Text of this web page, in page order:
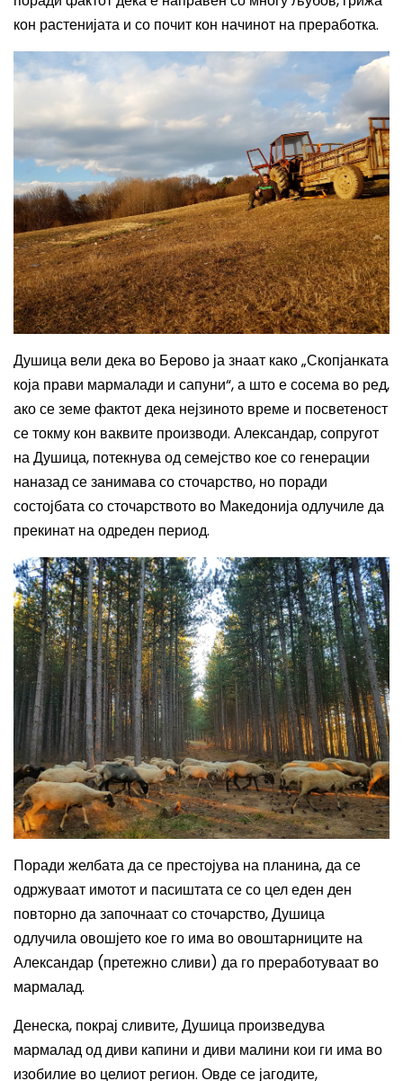
кон растенијата и со почит кон начинот на преработка.
Душица вели дека во Берово ја знаат како „Скопјанката
која прави мармалади и сапуни“, а што е сосема во ред,
ако се земе фактот дека нејзиното време и посветеност
се токму кон ваквите производи. Александар, сопругот
на Душица, потекнува од семејство кое со генерации
наназад сезанимавасо сточарство, но поради
состојбата со сточарството во Македонија одлучиле да
прекинат на одреден период.
Поради желбата да се престојува на планина, да се
одржуваат имотот и пасиштата се со цел еден ден
повторно да започнаат состочарство, Душица
одлучилаовошјето кое го има во овоштарниците на
Александар (претежно сливи) да го преработуваат во
мармалад.
Денеска, покрај сливите, Душица произведува
мармалад оддиви капини и диви малини кои ги има во
изобилие во целиот регион. Овде се јагодите,